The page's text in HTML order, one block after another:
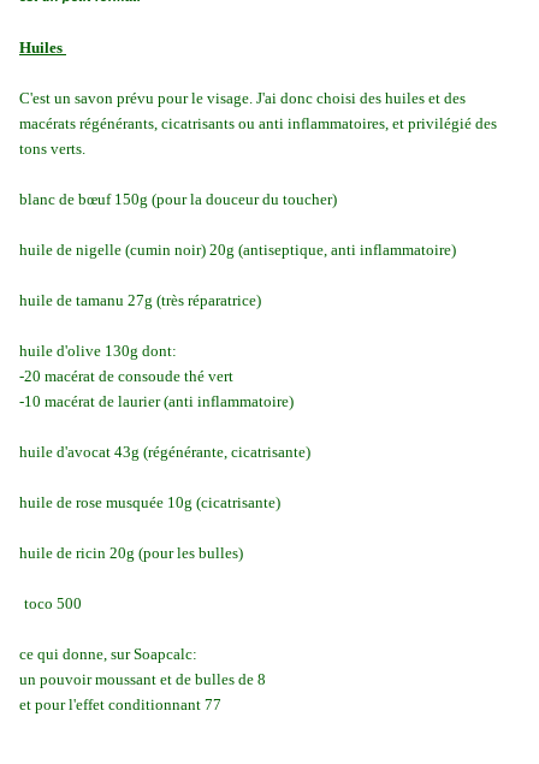
Huiles
C'est un savon prévu pour le visage. J'ai donc choisi des huiles et des
macérats régénérants, cicatrisants ou anti inflammatoires, et privilégié des
tons verts.
blanc de bœuf 150g (pour la douceur du toucher)
huile de nigelle (cumin noir) 20g (antiseptique, anti inflammatoire)
huile de tamanu 27g (très réparatrice)
huile d'olive 130g dont:
-20 macérat de consoude thé vert
-10 macérat de laurier (anti inflammatoire)
huile d'avocat 43g (régénérante, cicatrisante)
huile de rose musquée 10g (cicatrisante)
huile de ricin 20g (pour les bulles)
toco 500
ce qui donne, sur Soapcalc:
un pouvoir moussant et de bulles de 8
et pour l'effet conditionnant 77